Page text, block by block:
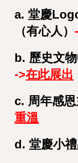
a. 堂慶
（有心人）
b. 歷史文
->在此展出
c. 周年感
重溫
d. 堂慶小